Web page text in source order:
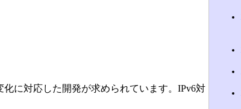
に対応した開発が求められています。IPv6対